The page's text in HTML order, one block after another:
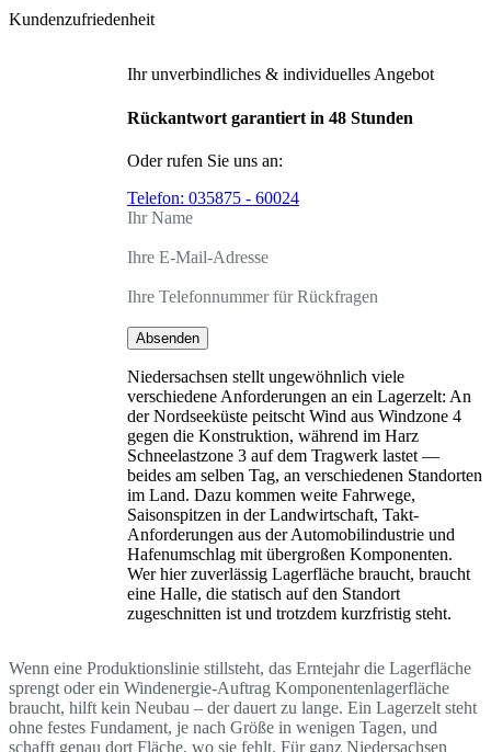
Kundenzufriedenheit
Ihr unverbindliches & individuelles Angebot
Rückantwort garantiert in 48 Stunden
Oder rufen Sie uns an:
Telefon: 035875 - 60024
Ihr Name
Ihre E-Mail-Adresse
Ihre Telefonnummer für Rückfragen
Absenden
Niedersachsen stellt ungewöhnlich viele
verschiedene Anforderungen an ein Lagerzelt: An
der Nordseeküste peitscht Wind aus Windzone 4
gegen die Konstruktion, während im Harz
Schneelastzone 3 auf dem Tragwerk lastet —
beides am selben Tag, an verschiedenen Standorten
im Land. Dazu kommen weite Fahrwege,
Saisonspitzen in der Landwirtschaft, Takt-
Anforderungen aus der Automobilindustrie und
Hafenumschlag mit übergroßen Komponenten.
Wer hier zuverlässig Lagerfläche braucht, braucht
eine Halle, die statisch auf den Standort
zugeschnitten ist und trotzdem kurzfristig steht.
Wenn eine Produktionslinie stillsteht, das Erntejahr die Lagerfläche
sprengt oder ein Windenergie-Auftrag Komponentenlagerfläche
braucht, hilft kein Neubau – der dauert zu lange. Ein Lagerzelt steht
ohne festes Fundament, je nach Größe in wenigen Tagen, und
schafft genau dort Fläche, wo sie fehlt. Für ganz Niedersachsen